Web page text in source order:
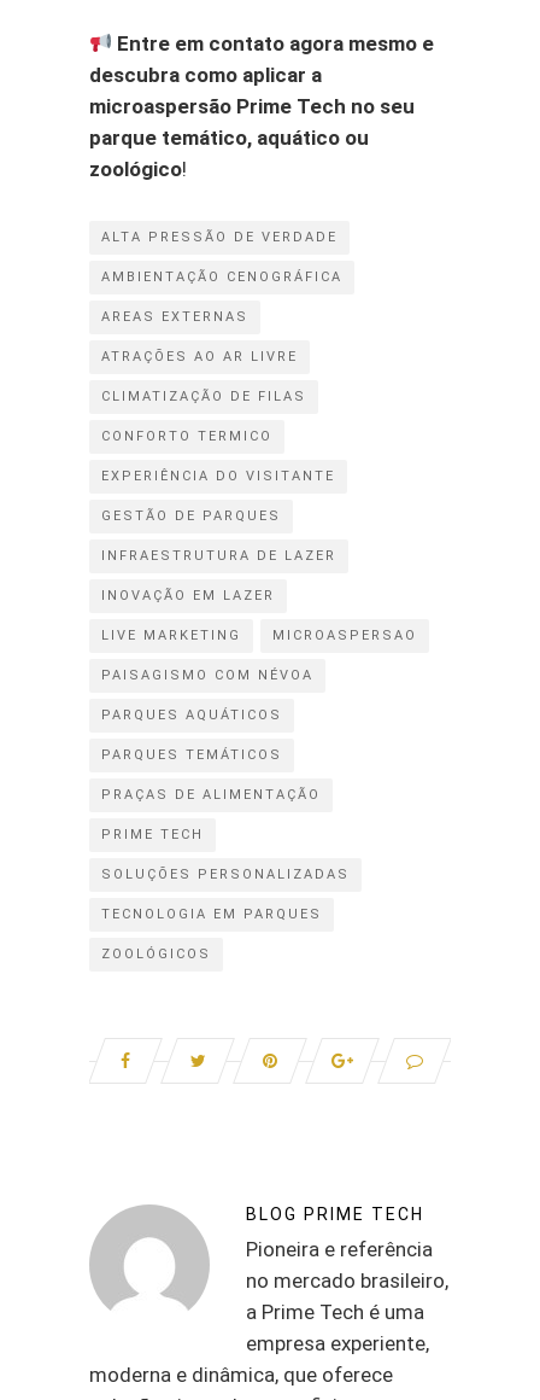
Entre em contato agora mesmo e
descubra como aplicar a
microaspersão Prime Tech no seu
parque temático, aquático ou
zoológico!
ALTA PRESSÃO DE VERDADE
AMBIENTAÇÃO CENOGRÁFICA
AREAS EXTERNAS
ATRAÇÕES AO AR LIVRE
CLIMATIZAÇÃO DE FILAS
CONFORTO TERMICO
EXPERIÊNCIA DO VISITANTE
GESTÃO DE PARQUES
INFRAESTRUTURA DE LAZER
INOVAÇÃO EM LAZER
LIVE MARKETING MICROASPERSAO
PAISAGISMO COM NÉVOA
PARQUES AQUÁTICOS
PARQUES TEMÁTICOS
PRAÇAS DE ALIMENTAÇÃO
PRIME TECH
SOLUÇÕES PERSONALIZADAS
TECNOLOGIA EM PARQUES
ZOOLÓGICOS
BLOG PRIME TECH
Pioneira e referência
no mercado brasileiro,
a Prime Tech é uma
empresa experiente,
moderna e dinâmica, que oferece